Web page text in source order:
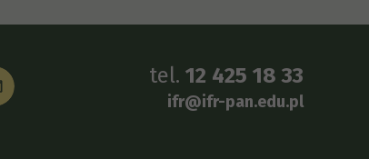
tel. 12 425 18 33
ifr@ifr-pan.edu.pl